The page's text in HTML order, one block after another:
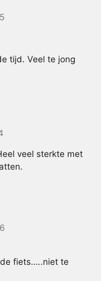
tijd. Veel te jong
veel sterkte met
fiets…..niet te